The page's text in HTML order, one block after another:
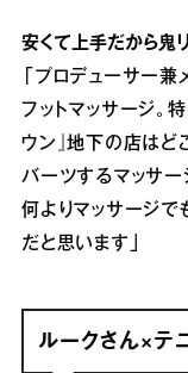
安くて上手だから鬼
「プロデューサー
フットマッサージ。
ウン』地下の店はど
バーツするマッサ
何よりマッサージで
だと思います」
ルークさん×テ